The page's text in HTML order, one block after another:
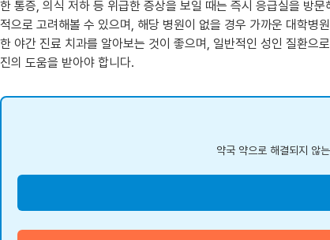
한 통증, 의식 저하 등 위급한 증상을 보일 때는 즉시 응급실을 방
적으로 고려해볼 수 있으며, 해당 병원이 없을 경우 가까운 대학병
한 야간 진료 치과를 알아보는 것이 좋으며, 일반적인 성인 질환으
진의 도움을 받아야 합니다.
약국 약으로 해결되지 않